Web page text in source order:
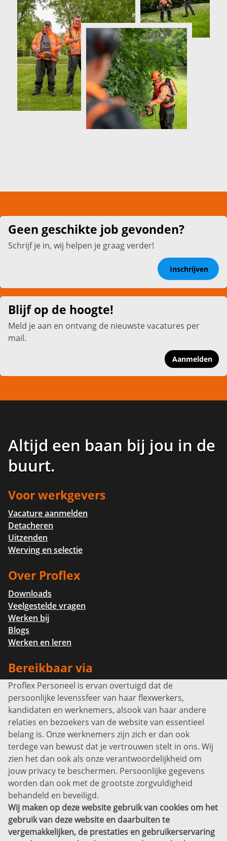
Geen geschikte job gevonden?
Schrijf je in, wij helpen je graag verder!
Inschrijven
Blijf op de hoogte!
Meld je aan en ontvang de nieuwste vacatures per
mail.
Aanmelden
Altijd een baan bij jou in de
buurt.
Voor werkgevers
Vacature aanmelden
Detacheren
Uitzenden
Werving en selectie
Over Proflex
Downloads
Veelgestelde vragen
Werken bij
Blogs
Werken en leren
Bereikbaar via
Info@proflexpersoneel.nl
Bel ons:+31 (0)85 0450040
Prins Willem-Alexanderlaan 301
7311 SW Apeldoorn
Disclaimer
Privacyverklaring
Sitemap
Copyright
Bekijk ook eens
Proflex Personeel is ervan overtuigd dat de
persoonlijke levenssfeer van haar flexwerkers,
kandidaten en werknemers, alsook van haar andere
relaties en bezoekers van de website van essentieel
belang is. Onze werknemers zijn zich er dan ook
terdege van bewust dat je vertrouwen stelt in ons. Wij
zien het dan ook als onze verantwoordelijkheid om
jouw privacy te beschermen. Persoonlijke gegevens
worden dan ook met de grootste zorgvuldigheid
behandeld en beveiligd.
Wij maken op deze website gebruik van cookies om het
gebruik van deze website en daarbuiten te
vergemakkelijken, de prestaties en gebruikerservaring